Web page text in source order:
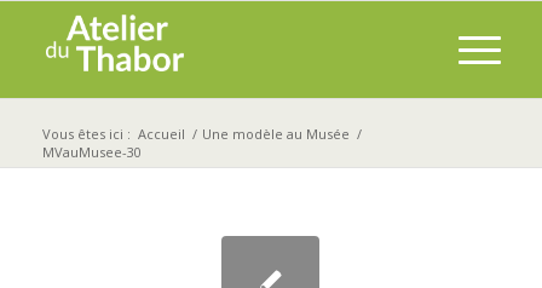
Vous êtes ici : Accueil / Une modèle au Musée /
MVauMusee-30